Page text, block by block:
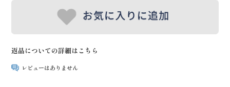
返品についての詳細はこちら
レビューはありません